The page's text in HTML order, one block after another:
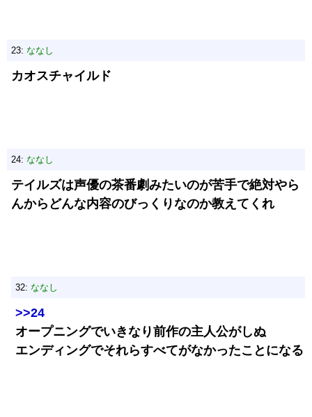
23: ななし
カオスチャイルド
24: ななし
テイルズは声優の茶番劇みたいのが苦手で絶対やら
んからどんな内容のびっくりなのか教えてくれ
32: ななし
>>24
オープニングでいきなり前作の主人公がしぬ
エンディングでそれらすべてがなかったことになる